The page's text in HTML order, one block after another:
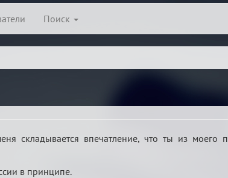
Поиск
складывается впечатление, что ты из
в принципе.